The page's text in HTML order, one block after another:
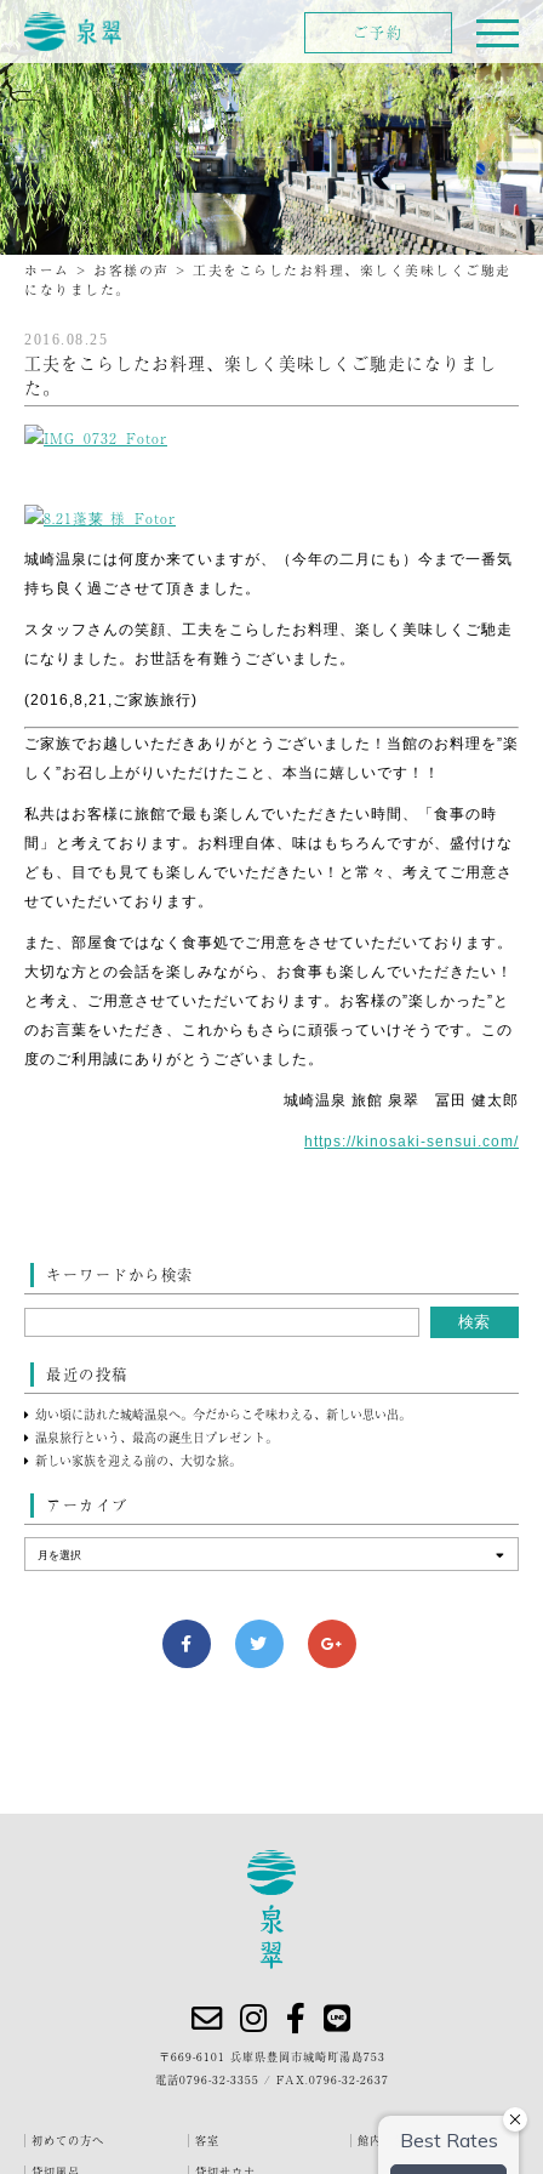
ホーム > お客様の声 > 工夫をこらしたお料理、楽しく美味しくご馳走
になりました。
2016.08.25
工夫をこらしたお料理、楽しく美味しくご馳走になりまし
た。
城崎温泉には何度か来ていますが、（今年の二月にも）今まで一番気
持ち良く過ごさせて頂きました。
スタッフさんの笑顔、工夫をこらしたお料理、楽しく美味しくご馳走
になりました。お世話を有難うございました。
(2016,8,21,ご家族旅行)
ご家族でお越しいただきありがとうございました！当館のお料理を”楽
しく”お召し上がりいただけたこと、本当に嬉しいです！！
私共はお客様に旅館で最も楽しんでいただきたい時間、「食事の時
間」と考えております。お料理自体、味はもちろんですが、盛付けな
ども、目でも見ても楽しんでいただきたい！と常々、考えてご用意さ
せていただいております。
また、部屋食ではなく食事処でご用意をさせていただいております。
大切な方との会話を楽しみながら、お食事も楽しんでいただきたい！
と考え、ご用意させていただいております。お客様の”楽しかった”と
のお言葉をいただき、これからもさらに頑張っていけそうです。この
度のご利用誠にありがとうございました。
城崎温泉 旅館 泉翠 冨田 健太郎
https://kinosaki-sensui.com/
キーワードから検索
最近の投稿
幼い頃に訪れた城崎温泉へ。今だからこそ味わえる、新しい思い出。
温泉旅行という、最高の誕生日プレゼント。
新しい家族を迎える前の、大切な旅。
アーカイブ
ご予約
〒669-6101 兵庫県豊岡市城崎町湯島753
電話0796-32-3355 / FAX.0796-32-2637
初めての方へ 客室
館内・施設